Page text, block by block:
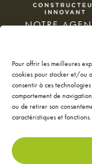
Pour offrir les meilleures
cookies pour stocker et/ou
consentir à ces
comportement de
ou de retirer son
caractéristiques et fonctions.
NOS
JE CONFIGURE
NOTRE
100 rue Docteur
12000
Du lundi au vendredi
/ 14h-18h
Le samedi : 9h-12h